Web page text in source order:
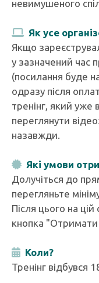
невимушеного
Як усе
Якщо
у зазначений час
(посилання буде
одразу після
тренінг, який уже
переглянути
назавжди.
Які умови
Долучіться до
перегляньте
Після цього на
кнопка "Отримати
Коли?
Тренінг відбувся